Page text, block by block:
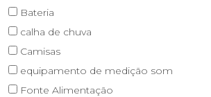
Bateria
calha de chuva
Camisas
equipamento de medição som
Fonte Alimentação